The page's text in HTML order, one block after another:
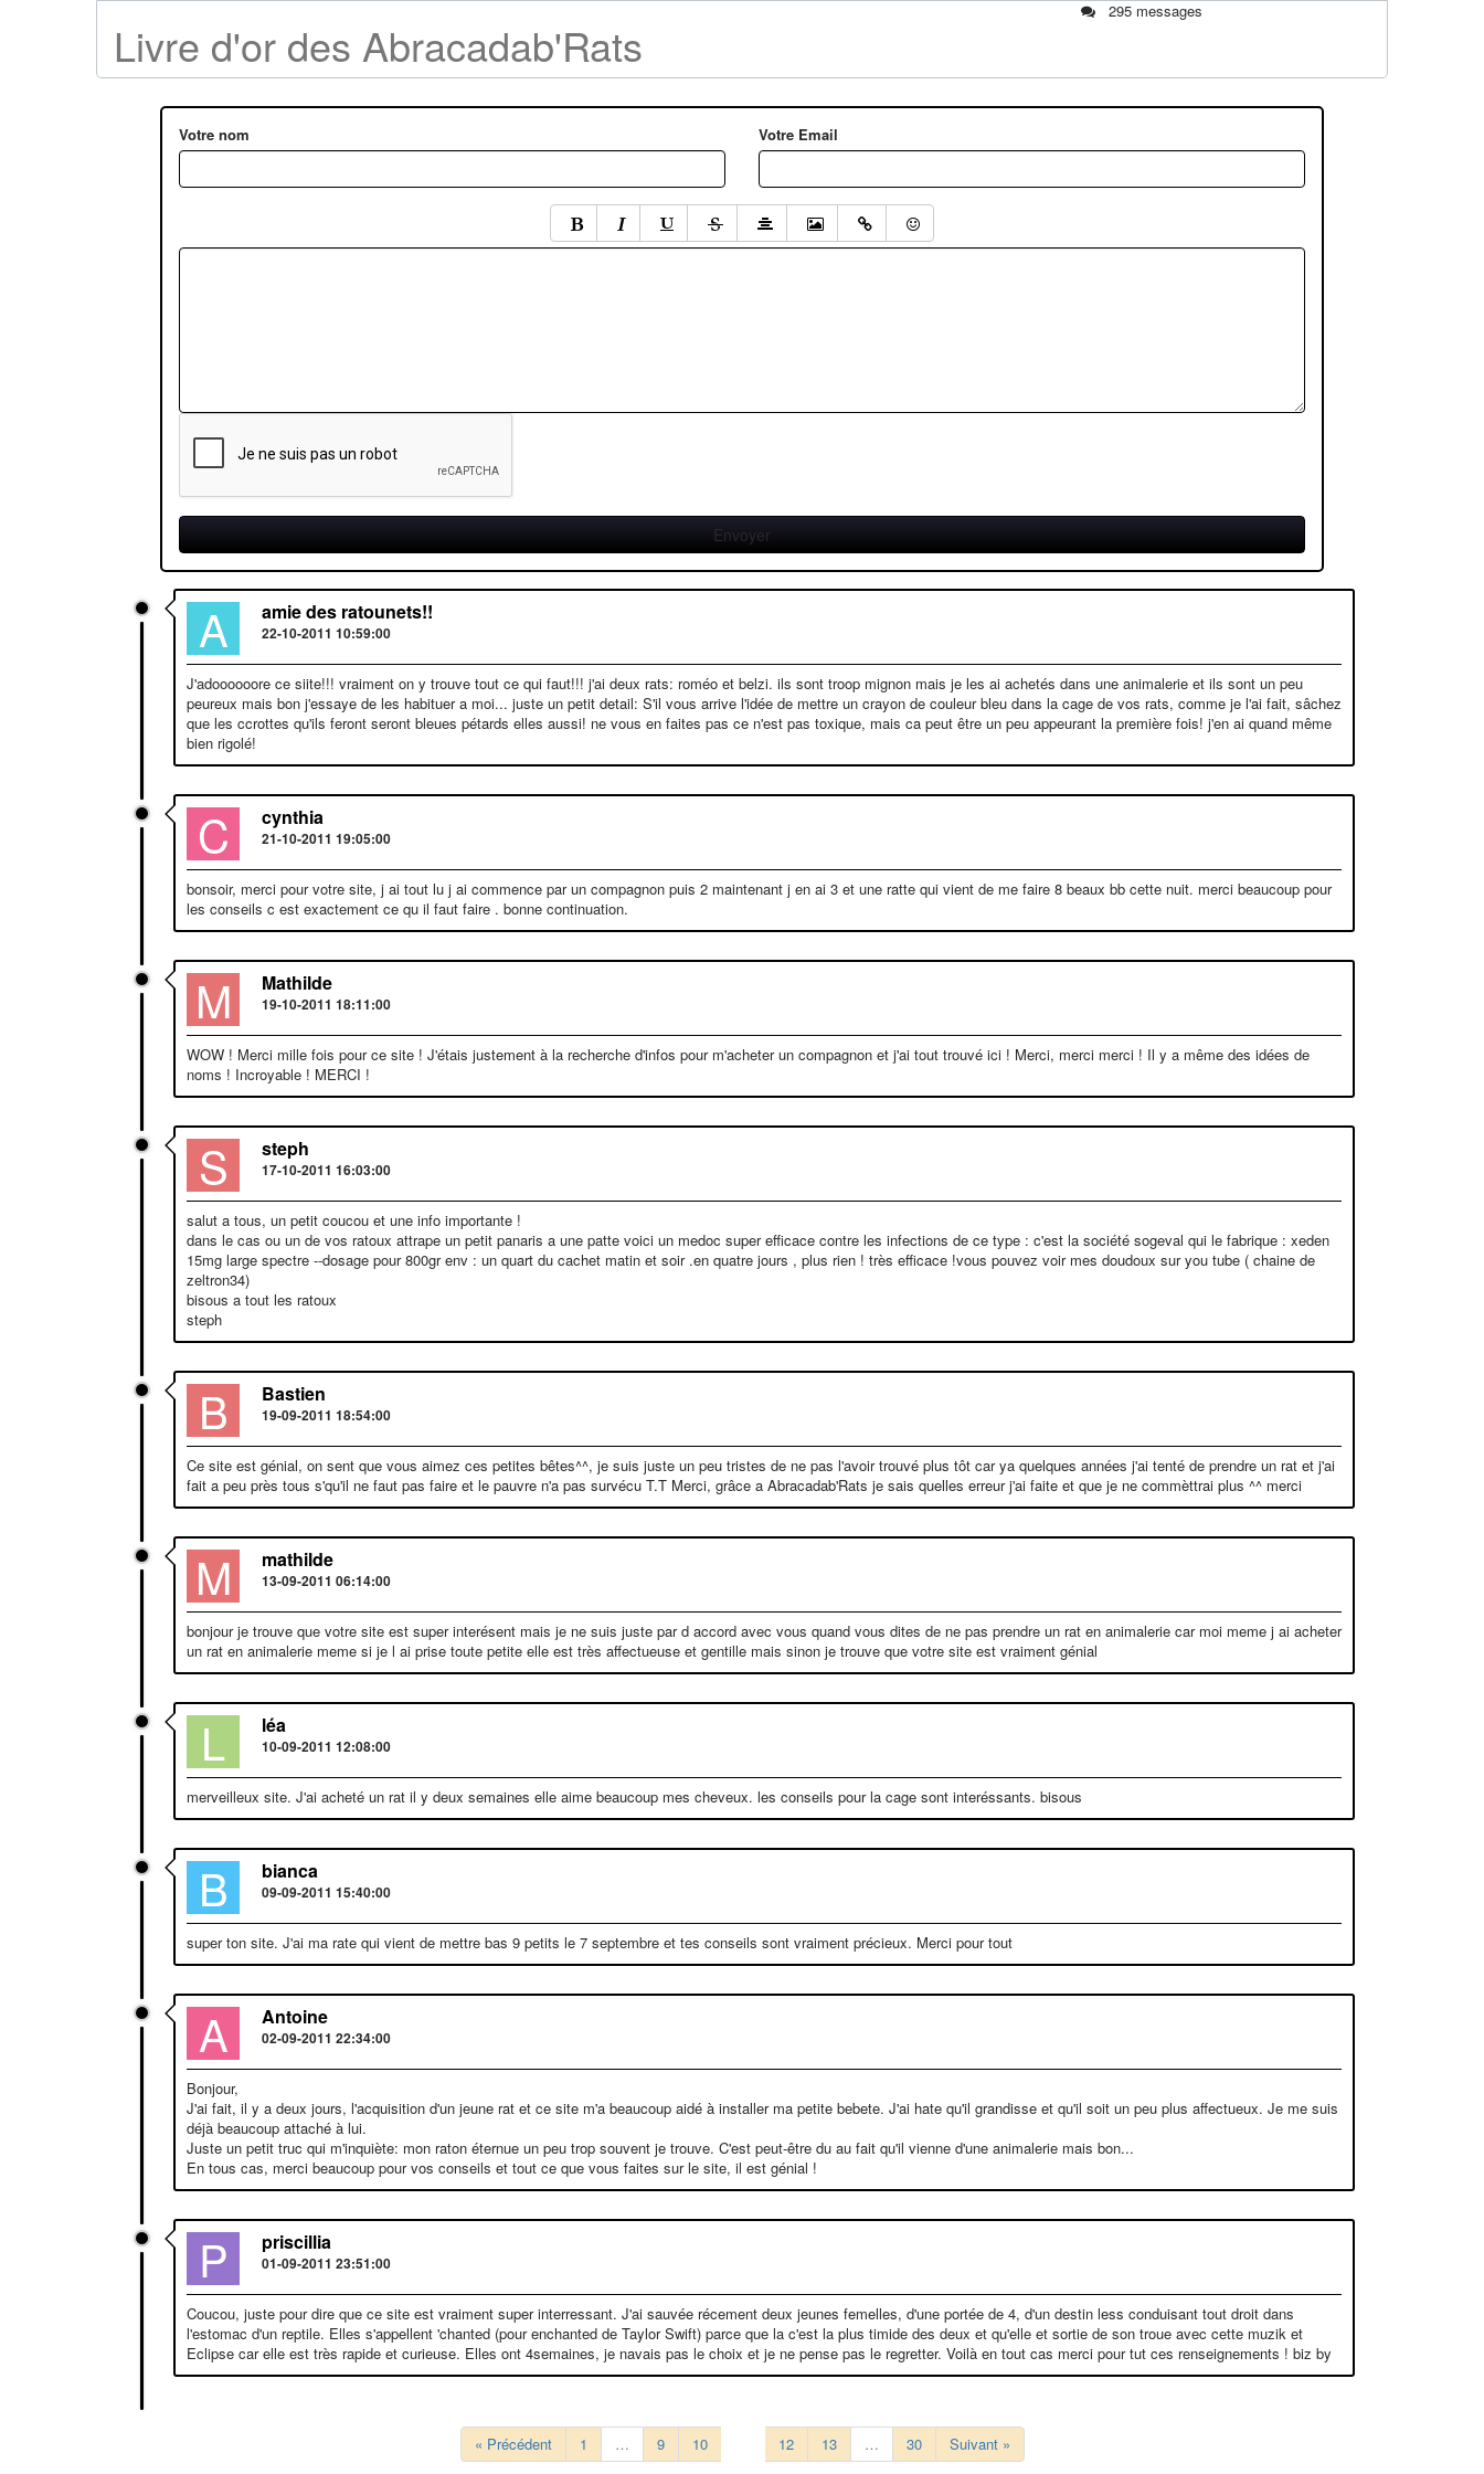
Livre d'or des Abracadab'Rats
295 messages
Votre nom Votre Email
A amie des ratounets!!
22-10-2011 10:59:00
J'adoooooore ce siite!!! vraiment on y trouve tout ce qui faut!!! j'ai deux rats: roméo et belzi. ils sont troop mignon mais je les ai achetés dans une animalerie et ils sont un peu
peureux mais bon j'essaye de les habituer a moi... juste un petit detail: S'il vous arrive l'idée de mettre un crayon de couleur bleu dans la cage de vos rats, comme je l'ai fait, sâchez
que les ccrottes qu'ils feront seront bleues pétards elles aussi! ne vous en faites pas ce n'est pas toxique, mais ca peut être un peu appeurant la première fois! j'en ai quand même
bien rigolé!
C cynthia
21-10-2011 19:05:00
bonsoir, merci pour votre site, j ai tout lu j ai commence par un compagnon puis 2 maintenant j en ai 3 et une ratte qui vient de me faire 8 beaux bb cette nuit. merci beaucoup pour
les conseils c est exactement ce qu il faut faire . bonne continuation.
M Mathilde
19-10-2011 18:11:00
WOW ! Merci mille fois pour ce site ! J'étais justement à la recherche d'infos pour m'acheter un compagnon et j'ai tout trouvé ici ! Merci, merci merci ! Il y a même des idées de
noms ! Incroyable ! MERCI !
S steph
17-10-2011 16:03:00
salut a tous, un petit coucou et une info importante !
dans le cas ou un de vos ratoux attrape un petit panaris a une patte voici un medoc super efficace contre les infections de ce type : c'est la société sogeval qui le fabrique : xeden
15mg large spectre --dosage pour 800gr env : un quart du cachet matin et soir .en quatre jours , plus rien ! très efficace !vous pouvez voir mes doudoux sur you tube ( chaine de
zeltron34)
bisous a tout les ratoux
steph
B Bastien
19-09-2011 18:54:00
Ce site est génial, on sent que vous aimez ces petites bêtes^^, je suis juste un peu tristes de ne pas l'avoir trouvé plus tôt car ya quelques années j'ai tenté de prendre un rat et j'ai
fait a peu près tous s'qu'il ne faut pas faire et le pauvre n'a pas survécu T.T Merci, grâce a Abracadab'Rats je sais quelles erreur j'ai faite et que je ne commèttrai plus ^^ merci
M mathilde
13-09-2011 06:14:00
bonjour je trouve que votre site est super interésent mais je ne suis juste par d accord avec vous quand vous dites de ne pas prendre un rat en animalerie car moi meme j ai acheter
un rat en animalerie meme si je l ai prise toute petite elle est très affectueuse et gentille mais sinon je trouve que votre site est vraiment génial
L léa
10-09-2011 12:08:00
merveilleux site. J'ai acheté un rat il y deux semaines elle aime beaucoup mes cheveux. les conseils pour la cage sont interéssants. bisous
B bianca
09-09-2011 15:40:00
super ton site. J'ai ma rate qui vient de mettre bas 9 petits le 7 septembre et tes conseils sont vraiment précieux. Merci pour tout
A Antoine
02-09-2011 22:34:00
Bonjour,
J'ai fait, il y a deux jours, l'acquisition d'un jeune rat et ce site m'a beaucoup aidé à installer ma petite bebete. J'ai hate qu'il grandisse et qu'il soit un peu plus affectueux. Je me suis
déjà beaucoup attaché à lui.
Juste un petit truc qui m'inquiète: mon raton éternue un peu trop souvent je trouve. C'est peut-être du au fait qu'il vienne d'une animalerie mais bon...
En tous cas, merci beaucoup pour vos conseils et tout ce que vous faites sur le site, il est génial !
P priscillia
01-09-2011 23:51:00
Coucou, juste pour dire que ce site est vraiment super interressant. J'ai sauvée récement deux jeunes femelles, d'une portée de 4, d'un destin less conduisant tout droit dans
l'estomac d'un reptile. Elles s'appellent 'chanted (pour enchanted de Taylor Swift) parce que la c'est la plus timide des deux et qu'elle et sortie de son troue avec cette muzik et
Eclipse car elle est très rapide et curieuse. Elles ont 4semaines, je navais pas le choix et je ne pense pas le regretter. Voilà en tout cas merci pour tut ces renseignements ! biz by
« Précédent 1 … 9 10 12 13 … 30 Suivant »